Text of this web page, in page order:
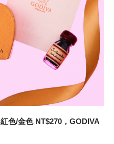
紅色/金色NT$270，GODIVA